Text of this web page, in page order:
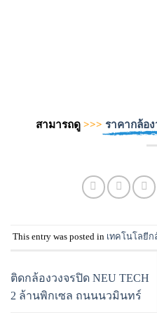
สามารถดู >>> ราคากล้อ
This entry was posted in เทคโนโลยีก
ติดกล้องวงจรปิด NEU TECH
2 ล้านพิกเซล ถนนนวมินทร์